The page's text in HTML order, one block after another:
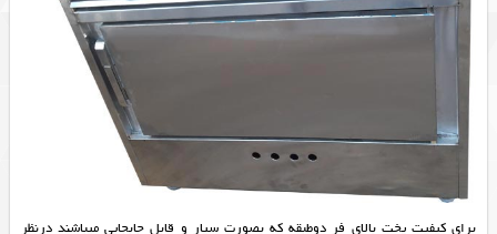
برای کیفیت پخت بالای فر دوطبقه که بصورت سیار و قابل جابجایی میباشند درنظر